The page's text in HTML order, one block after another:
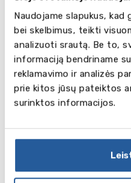
Naudojame slapukus,
bei skelbimus, teikti
analizuoti srautą. Be to,
informaciją bendriname
reklamavimo ir analizės
prie kitos jūsų pateiktos
surinktos informacijos.